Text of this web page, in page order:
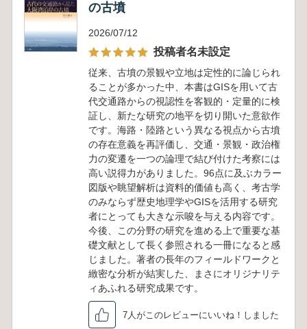
の古墳
2026/07/12
投稿者名未設定
従来、古墳の景観や立地は定性的に論じられ
ることが多かった中、本書はGISを用いて古
代交通路からの視認性を客観的・定量的に検
証し、新たな研究の地平を切り開いた意欲作
です。海路・陸路という異なる視点から古墳
の存在意義を再評価し、交通・景観・政治権
力の変遷を一つの論理で結び付けた考察には
高い説得力がありました。96点に及ぶカラー
図版や眺望解析は資料的価値も高く、考古学
のみならず歴史地理学やGISを活用する研究
者にとっても大きな示唆を与える内容です。
今後、この分野の研究を進める上で重要な基
礎文献として長く参照される一冊になると感
じました。著者の長年のフィールドワークと
緻密な分析が結実した、まさにオリジナリテ
ィあふれる研究成果です。
7人がこのレビューにいいね！しました